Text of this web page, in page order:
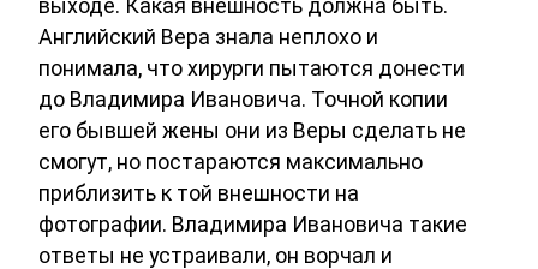
выходе. Какая внешность должна быть.
Английский Вера знала неплохо и
понимала, что хирурги пытаются донести
до Владимира Ивановича. Точной копии
его бывшей жены они из Веры сделать не
смогут, но постараются максимально
приблизить к той внешности на
фотографии. Владимира Ивановича такие
ответы не устраивали, он ворчал и